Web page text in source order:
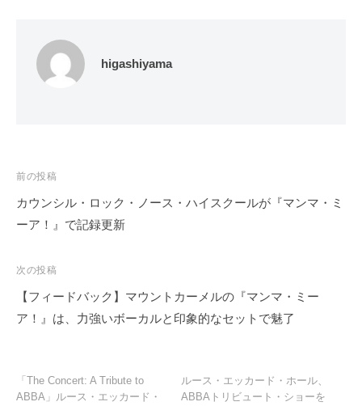
higashiyama
投
稿
ナ
ゲ
ー
シ
前の投稿
カウンシル・ロック・ノース・ハイスクールが『マンマ・ミ
ーア！』で記録更新
次の投稿
【フィードバック】マウントカーメルの『マンマ・ミー
ア！』は、力強いボーカルと印象的なセットで魅了
「The Concert: A Tribute to
ABBA」ルース・エッカード・
ルース・エッカード・ホール、
ABBAトリビュート・ショーを